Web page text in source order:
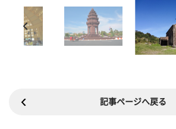
記事ページへ戻る